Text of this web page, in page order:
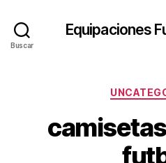
Buscar
Equipaciones